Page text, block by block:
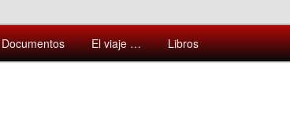
y sorprendentes del mundo que nos rodea
Documentos El viaje … Libros